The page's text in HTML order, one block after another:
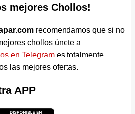
mejores Chollos!
recomendamos que si no
chollos únete a
en Telegrames totalmente
las mejores ofertas.
APP